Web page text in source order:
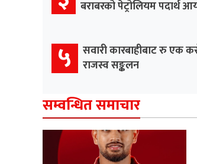
बराबरको पेट्रोलियम पदार्थ
५
सवारी कारबाहीबाट रु एक
राजस्व सङ्कलन
सम्वन्धित समाचार